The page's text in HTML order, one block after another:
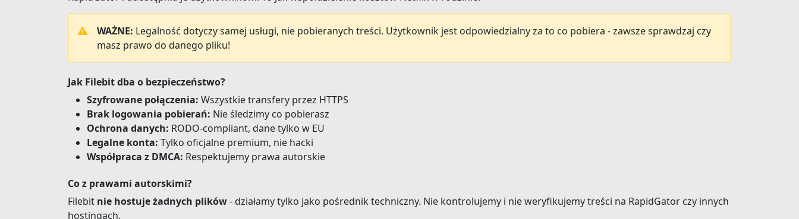
WAŻNE: Legalność dotyczy samej usługi, nie pobieranych treści. Użytkownik jest odpowiedzialny za to co pobiera - zawsze sprawdzaj czy
masz prawo do danego pliku!
Jak Filebit dba o bezpieczeństwo?
Szyfrowane połączenia: Wszystkie transfery przez HTTPS
Brak logowania pobierań: Nie śledzimy co pobierasz
Ochrona danych: RODO-compliant, dane tylko w EU
Legalne konta: Tylko oficjalne premium, nie hacki
Współpraca z DMCA: Respektujemy prawa autorskie
Co z prawami autorskimi?
Filebit nie hostuje żadnych plików- działamy tylko jako pośrednik techniczny. Nie kontrolujemy i nie weryfikujemy treści na RapidGator czy innych
hostingach.